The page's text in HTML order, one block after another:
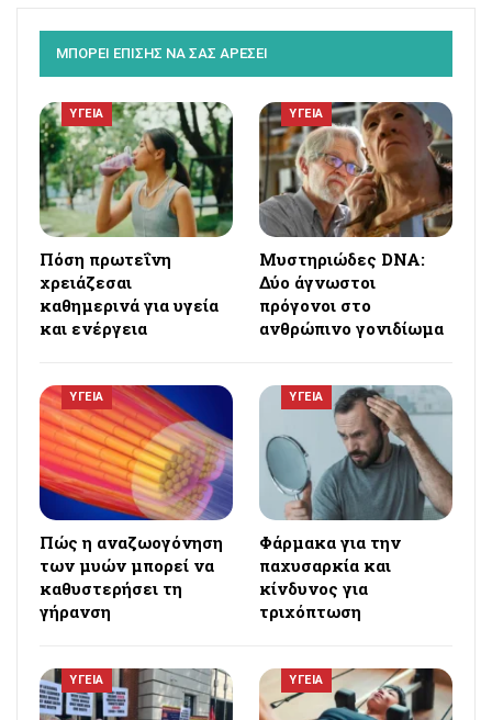
ΜΠΟΡΕΙ ΕΠΙΣΗΣ ΝΑ ΣΑΣ ΑΡΕΣΕΙ
ΥΓΕΙΑ
Πόση πρωτεΐνη
χρειάζεσαι
καθημερινά για υγεία
και ενέργεια
ΥΓΕΙΑ
Μυστηριώδες DNA:
Δύο άγνωστοι
πρόγονοι στο
ανθρώπινο γονιδίωμα
ΥΓΕΙΑ
Πώς η αναζωογόνηση
των μυών μπορεί να
καθυστερήσει τη
γήρανση
ΥΓΕΙΑ
Φάρμακα για την
παχυσαρκία και
κίνδυνος για
τριχόπτωση
ΥΓΕΙΑ ΥΓΕΙΑ